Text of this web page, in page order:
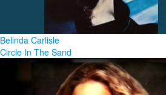
Belinda Carlisle
Circle In The Sand